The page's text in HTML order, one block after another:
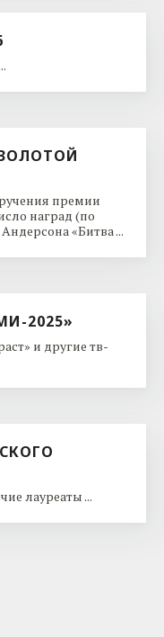
премии
наград (по
«Битва ...
2025»
и другие тв-
лауреаты ...